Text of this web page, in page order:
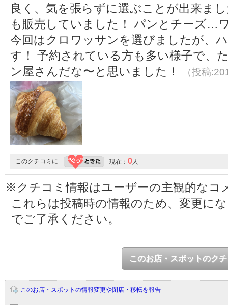
良く、気を張らずに選ぶことが出来ま
も販売していました！ パンとチーズ…
今回はクロワッサンを選びましたが、
す！ 予約されている方も多い様子で、
ン屋さんだな〜と思いました！
（投稿
このクチコミに 現在： 0人
※クチコミ情報はユーザーの主観的なコ
これらは投稿時の情報のため、変更に
でご了承ください。
このお店・スポットのク
このお店・スポットの情報変更や閉店・移転を報告